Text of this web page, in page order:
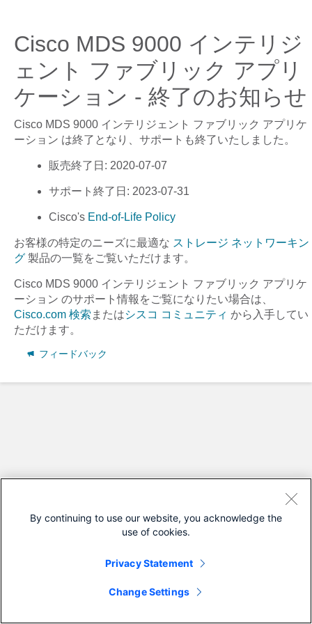
Cisco MDS 9000 インテリジ
ェント ファブリック アプリ
ケーション - 終了のお知らせ
Cisco MDS 9000 インテリジェント ファブリック アプリケ
ーション は終了となり、サポートも終了いたしました。
販売終了日 : 2020-07-07
サポート終了日 : 2023-07-31
Cisco's End-of-Life Policy
お客様の特定のニーズに最適な ストレージ ネットワーキン
グ 製品の一覧をご覧いただけます。
Cisco MDS 9000 インテリジェント ファブリック アプリケ
ーション のサポート情報をご覧になりたい場合は、
Cisco.com 検索 またはシスコ コミュニティ から入手してい
ただけます。
フィードバック
By continuing to use our website, you acknowledge the
use of cookies.
Privacy Statement
Change Settings